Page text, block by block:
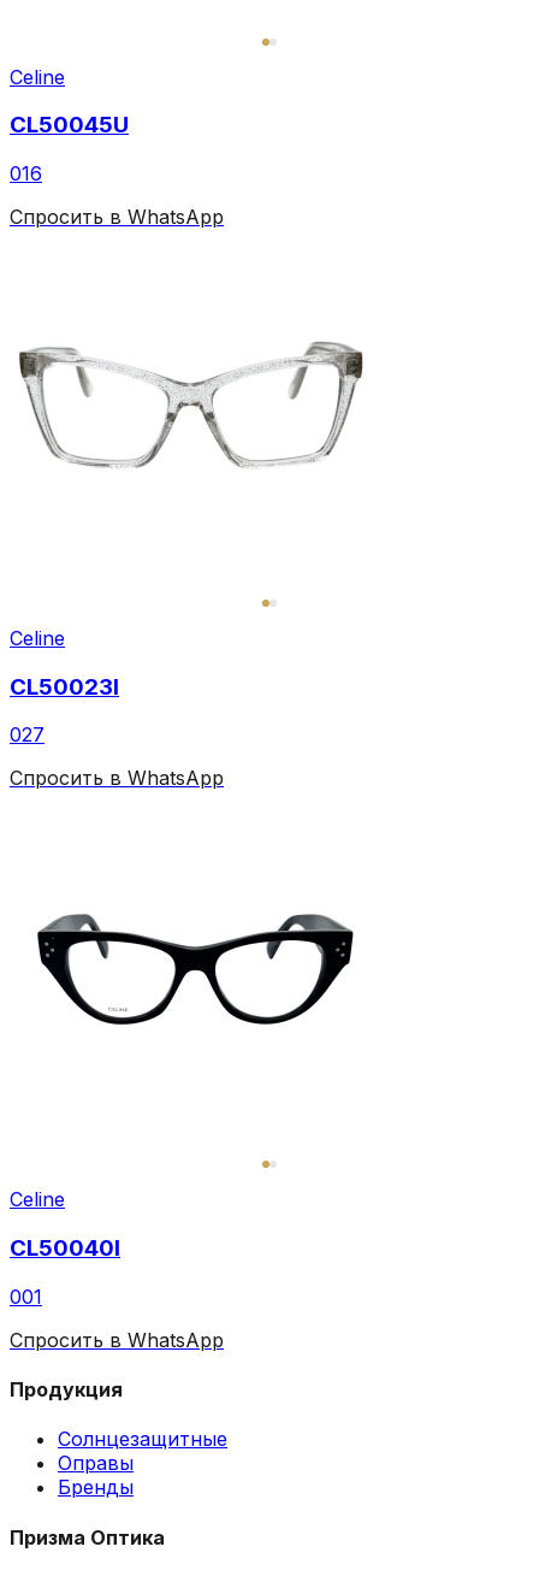
Celine
CL50045U
016
Спросить в WhatsApp
Celine
CL50023I
027
Спросить в WhatsApp
Celine
CL50040I
001
Спросить в WhatsApp
Продукция
Солнцезащитные
Оправы
Бренды
Призма Оптика